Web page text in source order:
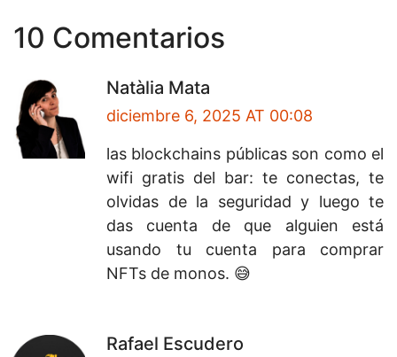
10 Comentarios
Natàlia Mata
diciembre 6, 2025 AT 00:08
las blockchains públicas son como el
wifi gratis del bar: te conectas, te
olvidas de la seguridad y luego te
das cuenta de que alguien está
usando tu cuenta para comprar
NFTs de monos. 😅
Rafael Escudero